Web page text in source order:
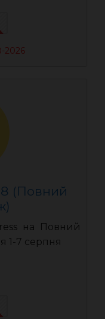
2026
(Повний
на Повний
1-7 серпня